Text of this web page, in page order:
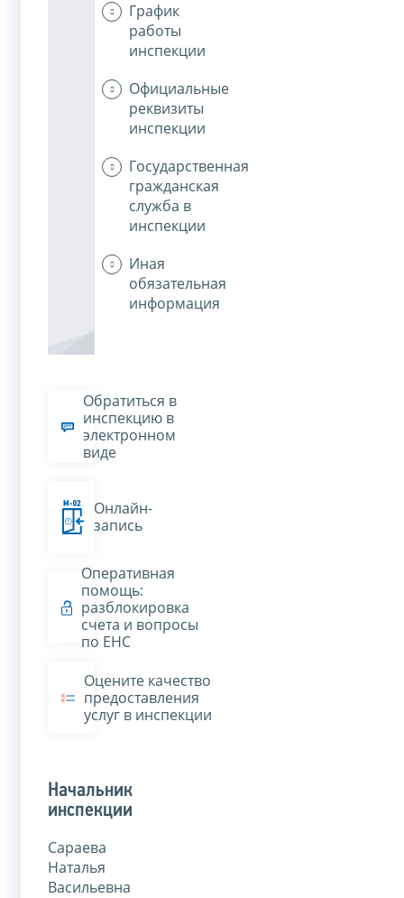
График
работы
инспекции
Официальные
реквизиты
инспекции
Государственная
гражданская
служба в
инспекции
Иная
обязательная
информация
Обратиться в
инспекцию в
электронном
виде
Онлайн-
запись
Оперативная
помощь:
разблокировка
счета и вопросы
по ЕНС
Оцените качество
предоставления
услуг в инспекции
Начальник
инспекции
Сараева
Наталья
Васильевна